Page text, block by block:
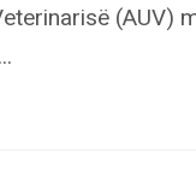
(AUV)